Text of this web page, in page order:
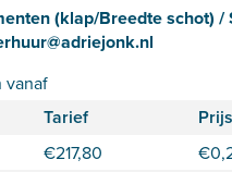
(klap/Breedte schot) /
vanaf
Tarief
€217,80 €